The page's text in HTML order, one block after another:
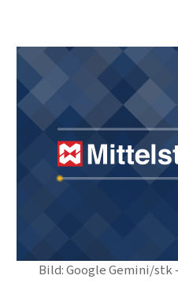
Bild: Google Gemini/